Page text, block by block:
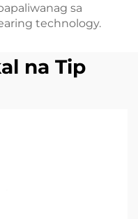
sa
technology.
na Tip